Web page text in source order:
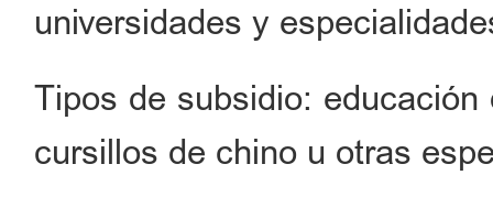
universidades y
Tipos de subsidio:
cursillos de chino u otras